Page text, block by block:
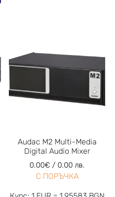
Audac M2 Multi-Media
Digital Audio Mixer
0.00€ / 0.00 лв.
С ПОРЪЧКА